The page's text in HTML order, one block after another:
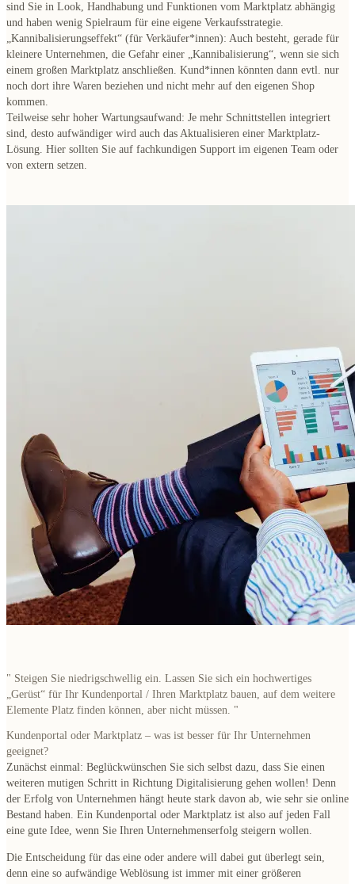
sind Sie in Look, Handhabung und Funktionen vom Marktplatz abhängig
und haben wenig Spielraum für eine eigene Verkaufsstrategie.
„Kannibalisierungseffekt“ (für Verkäufer*innen): Auch besteht, gerade für
kleinere Unternehmen, die Gefahr einer „Kannibalisierung“, wenn sie sich
einem großen Marktplatz anschließen. Kund*innen könnten dann evtl. nur
noch dort ihre Waren beziehen und nicht mehr auf den eigenen Shop
kommen.
Teilweise sehr hoher Wartungsaufwand: Je mehr Schnittstellen integriert
sind, desto aufwändiger wird auch das Aktualisieren einer Marktplatz-
Lösung. Hier sollten Sie auf fachkundigen Support im eigenen Team oder
von extern setzen.
" Steigen Sie niedrigschwellig ein. Lassen Sie sich ein hochwertiges
„Gerüst“ für Ihr Kundenportal / Ihren Marktplatz bauen, auf dem weitere
Elemente Platz finden können, aber nicht müssen. "
Kundenportal oder Marktplatz – was ist besser für Ihr Unternehmen
geeignet?
Zunächst einmal: Beglückwünschen Sie sich selbst dazu, dass Sie einen
weiteren mutigen Schritt in Richtung Digitalisierung gehen wollen! Denn
der Erfolg von Unternehmen hängt heute stark davon ab, wie sehr sie online
Bestand haben. Ein Kundenportal oder Marktplatz ist also auf jeden Fall
eine gute Idee, wenn Sie Ihren Unternehmenserfolg steigern wollen.
Die Entscheidung für das eine oder andere will dabei gut überlegt sein,
denn eine so aufwändige Weblösung ist immer mit einer größeren